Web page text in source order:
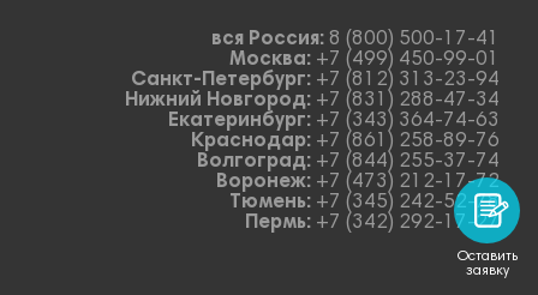
вся Россия: 8 (800) 500-17-41
Москва: +7 (499) 450-99-01
Санкт-Петербург: +7 (812) 313-23-94
Нижний Новгород: +7 (831) 288-47-34
Екатеринбург: +7 (343) 364-74-63
Краснодар: +7 (861) 258-89-76
Волгоград: +7 (844) 255-37-74
Воронеж: +7 (473) 212-17-72
Тюмень: +7 (345) 242-52-78
Пермь: +7 (342) 292-17-27
Оставить
заявку